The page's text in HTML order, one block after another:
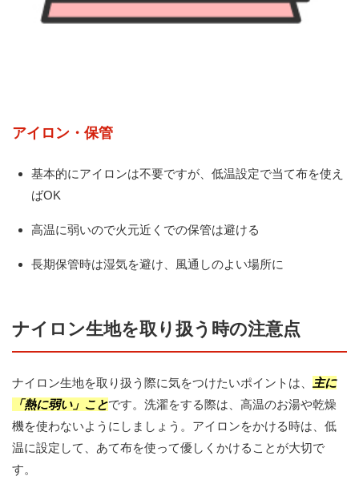
アイロン・保管
基本的にアイロンは不要ですが、低温設定で当て布を使え
ばOK
高温に弱いので火元近くでの保管は避ける
長期保管時は湿気を避け、風通しのよい場所に
ナイロン生地を取り扱う時の注意点
ナイロン生地を取り扱う際に気をつけたいポイントは、
主に
「熱に弱い」ことです。洗濯をする際は、高温のお湯や乾燥
機を使わないようにしましょう。アイロンをかける時は、低
温に設定して、あて布を使って優しくかけることが大切で
す。